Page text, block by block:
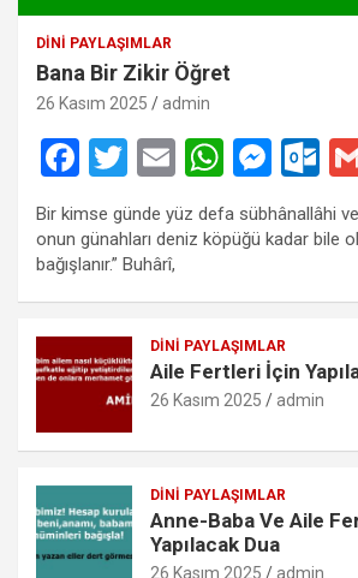
DINI PAYLAŞIMLAR
Bana Bir Zikir Öğret
26 Kasım 2025 admin
F
ce
b
o
o
k
T
wi
tt
er
E
m
ail
W
h
at
A
p
p
M
es
se
g
er
O
ut
lo
k.
o
Bir kimse günde yüz defa sübhânallâhi
onun günahları deniz köpüğü kadar bile
bağışlanır.” Buhârî,
DINI PAYLAŞIMLAR
Aile Fertleri İçin
26 Kasım 2025 admin
DINI PAYLAŞIMLAR
Anne-Baba Ve Aile
Yapılacak Dua
26 Kasım 2025 admin